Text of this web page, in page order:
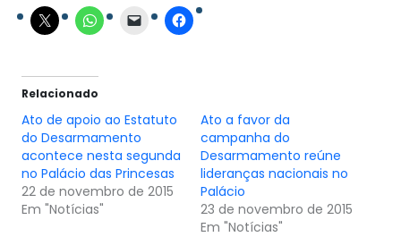
Relacionado
Ato de apoio ao Estatuto
do Desarmamento
acontece nesta segunda
no Palácio das Princesas
22 de novembro de 2015
Em "Notícias"
Ato a favor da
campanha do
Desarmamento reúne
lideranças nacionais no
Palácio
23 de novembro de 2015
Em "Notícias"